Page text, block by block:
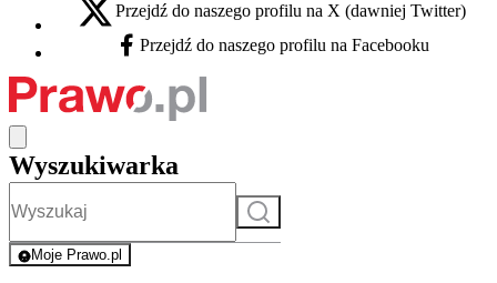
X - otwiera się w nowej karcie
Przejdź do naszego profilu na X (dawniej Twitter)
Facebook - otwiera się w nowej karcie
Przejdź do naszego profilu na Facebooku
Wyszukiwarka
Szukaj
Moje Prawo.pl
- rejestracja i logowanie do serwisu